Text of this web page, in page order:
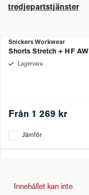
tredjepartstjänster
Snickers Workwear
Shorts Stretch + HF AW
Lagervara
Från 1 269 kr
Jämför
Innehållet kan inte